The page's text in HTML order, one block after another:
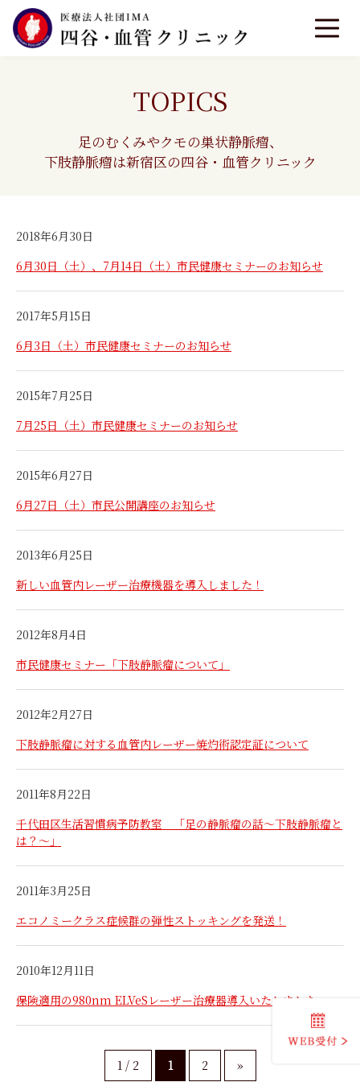
TOPICS
足のむくみやクモの巣状静脈瘤、
下肢静脈瘤は新宿区の四谷・血管クリニック
2018年6月30日
6月30日（土）、7月14日（土）市民健康セミナーのお知らせ
2017年5月15日
6月3日（土）市民健康セミナーのお知らせ
2015年7月25日
7月25日（土）市民健康セミナーのお知らせ
2015年6月27日
6月27日（土）市民公開講座のお知らせ
2013年6月25日
新しい血管内レーザー治療機器を導入しました！
2012年8月4日
市民健康セミナー「下肢静脈瘤について」
2012年2月27日
下肢静脈瘤に対する血管内レーザー焼灼術認定証について
2011年8月22日
千代田区生活習慣病予防教室 「足の静脈瘤の話～下肢静脈瘤と
は？～」
2011年3月25日
エコノミークラス症候群の弾性ストッキングを発送！
2010年12月11日
保険適用の980nm ELVeSレーザー治療器導入いたしました。
1 / 2 1 2 »